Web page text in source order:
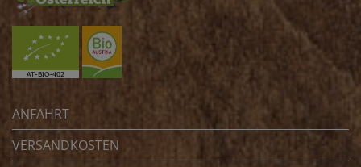
ANFAHRT
VERSANDKOSTEN